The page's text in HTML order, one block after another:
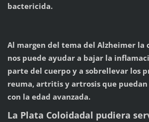
bactericida.
Al margen del tema del Alzheimer la
nos puede ayudar a bajar la
parte del cuerpo y a sobrellevar los
reuma, artritis y artrosis que
con la edad avanzada.
La Plata Coloidadal pudiera